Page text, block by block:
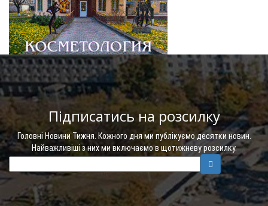
Підписатись на розсилку
Головні Новини Тижня. Кожного дня ми публікуємо десятки новин.
Найважливіші з них ми включаємо в щотижневу розсилку.